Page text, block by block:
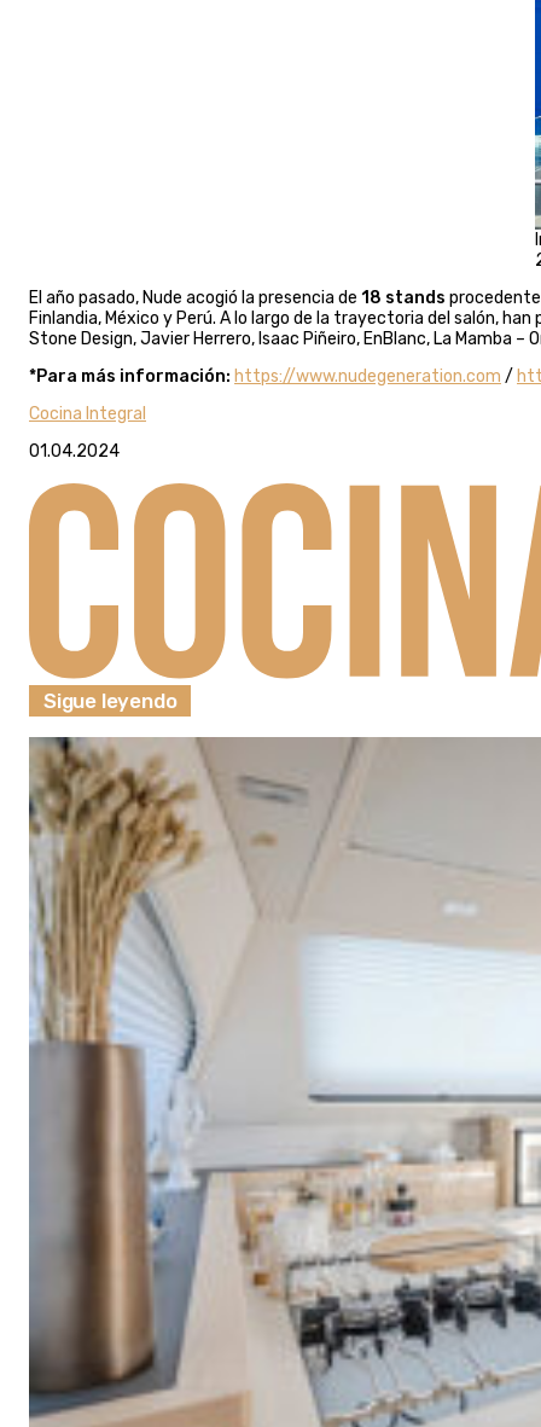
El año pasado, Nude acogió la presencia de 18 stands
Finlandia, México y Perú. A lo largo de la trayectoria del salón, han
Stone Design, Javier Herrero, Isaac Piñeiro, EnBlanc, La Mamba –
*Para más información: https://www.nudegeneration.com /
Cocina Integral
01.04.2024
Sigue leyendo